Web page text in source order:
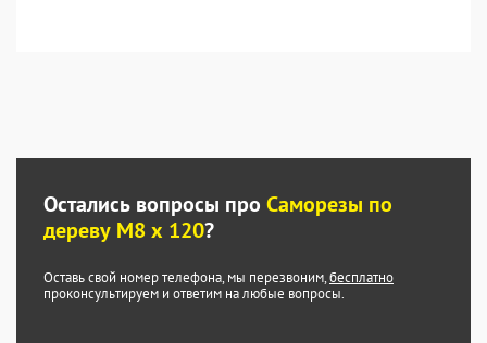
Остались вопросы про Саморезы по
дереву М8 х 120?
Оставь свой номер телефона, мы перезвоним,бесплатно
проконсультируем и ответим на любые вопросы.